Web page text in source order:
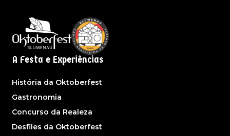
A Festa e Experiências
História da Oktoberfest
Gastronomia
Concurso da Realeza
Desfiles da Oktoberfest